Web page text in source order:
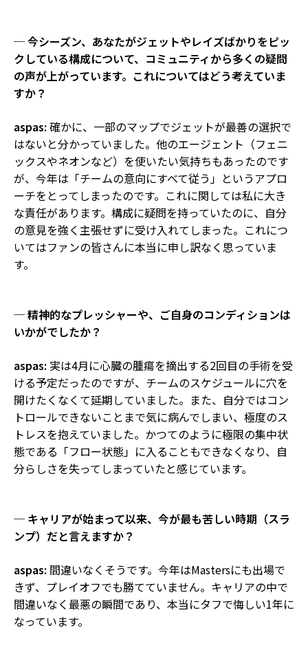
─ 今シーズン、あなたがジェットやレイズばかりをピッ
クしている構成について、コミュニティから多くの疑問
の声が上がっています。これについてはどう考えていま
すか？
aspas:確かに、一部のマップでジェットが最善の選択で
はないと分かっていました。他のエージェント（フェニ
ックスやネオンなど）を使いたい気持ちもあったのです
が、今年は「チームの意向にすべて従う」というアプロ
ーチをとってしまったのです。これに関しては私に大き
な責任があります。構成に疑問を持っていたのに、自分
の意見を強く主張せずに受け入れてしまった。これにつ
いてはファンの皆さんに本当に申し訳なく思っていま
す。
─ 精神的なプレッシャーや、ご自身のコンディションは
いかがでしたか？
aspas: 実は4月に心臓の腫瘍を摘出する2回目の手術を受
ける予定だったのですが、チームのスケジュールに穴を
開けたくなくて延期していました。また、自分ではコン
トロールできないことまで気に病んでしまい、極度のス
トレスを抱えていました。かつてのように極限の集中状
態である「フロー状態」に入ることもできなくなり、自
分らしさを失ってしまっていたと感じています。
─ キャリアが始まって以来、今が最も苦しい時期（スラ
ンプ）だと言えますか？
aspas: 間違いなくそうです。今年はMastersにも出場で
きず、プレイオフでも勝てていません。キャリアの中で
間違いなく最悪の瞬間であり、本当にタフで悔しい1年に
なっています。